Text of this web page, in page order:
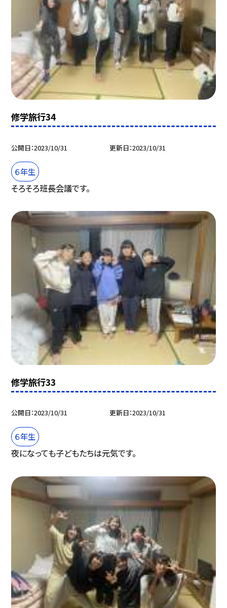
修学旅行34
公開日 2023/10/31 更新日 2023/10/31
６年生
そろそろ班長会議です。
修学旅行33
公開日 2023/10/31 更新日 2023/10/31
６年生
夜になっても子どもたちは元気です。